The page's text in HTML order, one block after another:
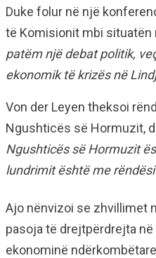
Duke folur në një
të Komisionit mbi situatën
patëm një debat politik,
ekonomik të krizës në
Von der Leyen theksoi
Ngushticës së Hormuzit,
Ngushticës së Hormuzit
lundrimit është me
Ajo nënvizoi se zhvillimet
pasoja të drejtpërdrejta
ekonominë